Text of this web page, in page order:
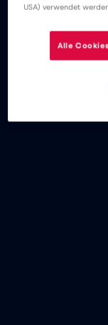
USA) verwendet
Alle